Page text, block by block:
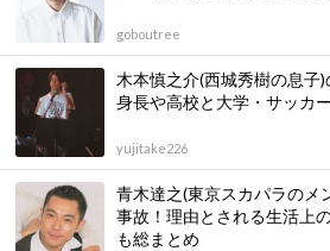
goboutree
木本慎之介(西城秀樹の息子
身長や高校と大学・サッカ
yujitake226
青木達之(東京スカパラのメ
事故！理由とされる生活上
も総まとめ